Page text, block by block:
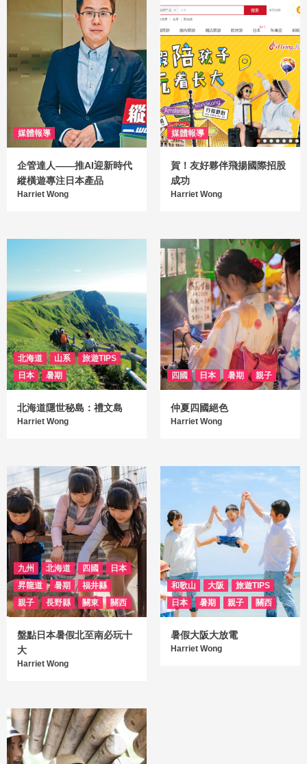
媒體報導
企管達人——推AI迎新時代
縱橫遊專注日本產品
Harriet Wong
媒體報導
賀！友好夥伴飛揚國際招股
成功
Harriet Wong
北海道 山系
旅遊TIPS
日本
暑期
北海道隱世秘島：禮文島
Harriet Wong
四國 日本 暑期 親子
仲夏四國絕色
Harriet Wong
九州 北海道 四國
日本
昇龍道
暑期
福井縣
親子
長野縣 關東 關西
盤點日本暑假北至南必玩十
大
Harriet Wong
和歌山 大阪
旅遊TIPS
日本
暑期 親子 關西
暑假大阪大放電
Harriet Wong